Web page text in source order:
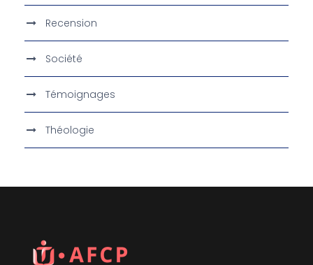
Recension
Société
Témoignages
Théologie